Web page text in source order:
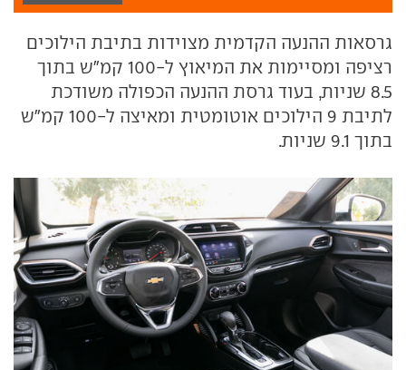
גרסאות ההנעה הקדמית מצוידות בתיבת הילוכים
רציפה ומסיימות את המיאוץ ל-100 קמ"ש בתוך
8.5 שניות, בעוד גרסת ההנעה הכפולה משודכת
לתיבת 9 הילוכים אוטומטית ומאיצה ל-100 קמ"ש
בתוך 9.1 שניות.